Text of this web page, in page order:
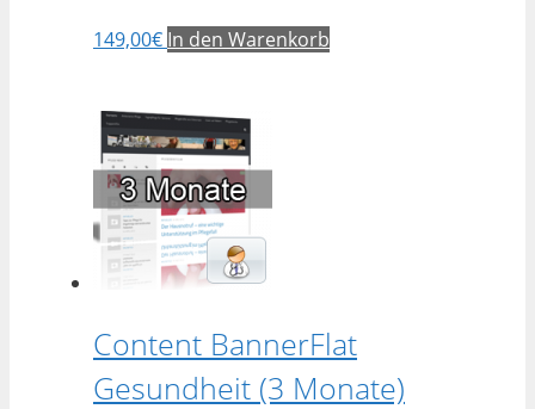
149,00€ In den Warenkorb
Content BannerFlat
Gesundheit (3 Monate)